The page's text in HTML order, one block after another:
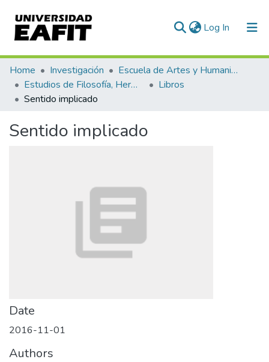
Log In (current)
Communities & Collections
All of DSpace
Home Investigación
Escuela de Artes y Humanidades
Estudios de Filosofía, Hermenéutica y Narrativas
Libros
Sentido implicado
Sentido implicado
Date
2016-11-01
Authors